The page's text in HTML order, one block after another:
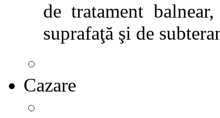
de tratament
suprafaţă şi de
Cazare